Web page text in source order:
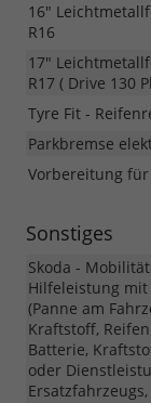
16"
R16
17"
R17 ( Drive 130
Tyre Fit -
Parkbremse
Vorbereitung
Sonstiges
Skoda -
Hilfeleistung mit
(Panne am
Kraftstoff,
Batterie,
oder